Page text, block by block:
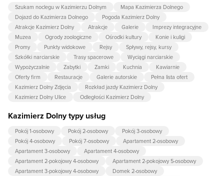
Szukam noclegu w Kazimierzu Dolnym
Mapa Kazimierza Dolnego
Dojazd do Kazimierza Dolnego
Pogoda Kazimierz Dolny
Atrakcje Kazimierz Dolny
Atrakcje Galerie
Imprezy integracyjne
Muzea
Ogrody zoologiczne Ośrodki kultury
Konie i kuligi
Promy
Punkty widokowe Rejsy
Spływy, rejsy, kursy
Szkółki narciarskie
Trasy spacerowe
Wyciągi narciarskie
Wypożyczalnie
Zabytki Zamki Kuchnia
Kawiarnie
Oferty firm
Restauracje Galerie autorskie
Pełna lista ofert
Kazimierz Dolny Zdjęcia
Rozkład jazdy Kazimierz Dolny
Kazimierz Dolny Ulice
Odległości Kazimierz Dolny
Kazimierz Dolny typy usług
Pokój 1-osobowy Pokój 2-osobowy
Pokój 3-osobowy
Pokój 4-osobowy
Pokój 7-osobowy
Apartament 2-osobowy
Apartament 3-osobowy
Apartament 4-osobowy
Apartament 2-pokojowy 4-osobowy
Apartament 2-pokojowy 5-osobowy
Apartament 3-pokojowy 4-osobowy
Domek 2-osobowy